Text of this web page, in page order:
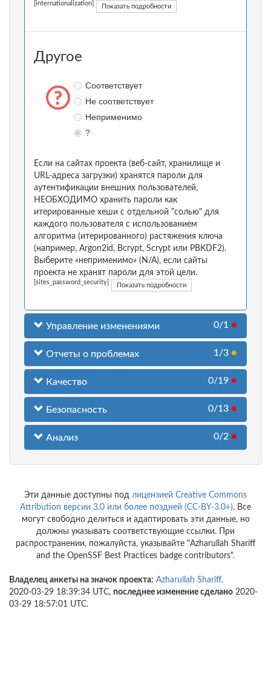
[internationalization] Показать подробности
Другое
Соответствует
Не соответствует
Неприменимо
?
Если на сайтах проекта (веб-сайт, хранилище и
URL-адреса загрузки) хранятся пароли для
аутентификации внешних пользователей,
НЕОБХОДИМО хранить пароли как
итерированные хеши с отдельной "солью" для
каждого пользователя с использованием
алгоритма (итерированного) растяжения ключа
(например, Argon2id, Bcrypt, Scrypt или PBKDF2).
Выберите «неприменимо» (N/A), если сайты
проекта не хранят пароли для этой цели.
[sites_password_security] Показать подробности
Управление изменениями 0/1 ●
Отчеты о проблемах 1/3 ●
Качество 0/19 ●
Безопасность 0/13 ●
Анализ 0/2 ●
Эти данные доступны под лицензией Creative Commons
Attribution версии 3.0 или более поздней (CC-BY-3.0+). Все
могут свободно делиться и адаптировать эти данные, но
должны указывать соответствующие ссылки. При
распространении, пожалуйста, указывайте "Azharullah Shariff
and the OpenSSF Best Practices badge contributors".
Владелец анкеты на значок проекта: Azharullah Shariff.
2020-03-29 18:39:34 UTC, последнее изменение сделано 2020-
03-29 18:57:01 UTC.